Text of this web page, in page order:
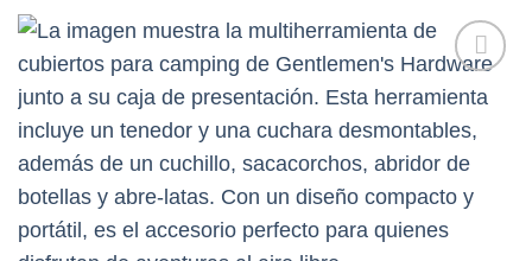
Añadir
lista de
deseos